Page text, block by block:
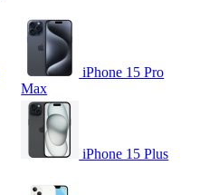
iPhone 15 Pro
Max
iPhone 15 Plus